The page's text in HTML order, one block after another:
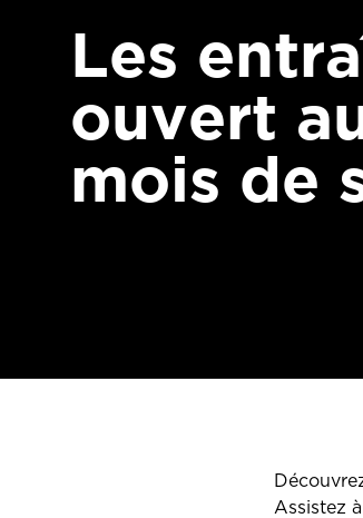
Les
ouvert
mois de
Assistez